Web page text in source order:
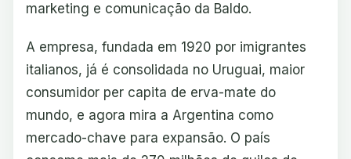
marketing e comunicação da Baldo.
A empresa, fundada em 1920 por imigrantes
italianos, já é consolidada no Uruguai, maior
consumidor per capita de erva-mate do
mundo, e agora mira a Argentina como
mercado-chave para expansão. O país